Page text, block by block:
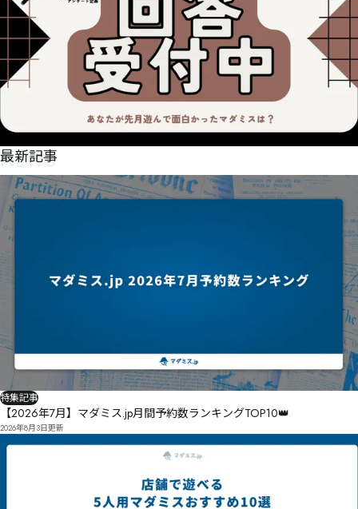
NEWS
最新記事
特集記事
【2026年7月】マダミス.jp月間予約数ランキングTOP10👑
2026年8月3日更新